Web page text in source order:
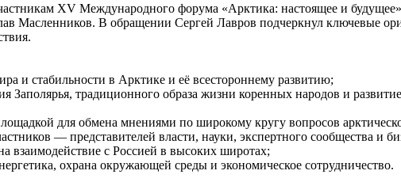
XV Международного форума «Арктика: настоящее и
Масленников. В обращении Сергей Лавров подчеркнул ключевые
и стабильности в Арктике и её всестороннему развитию;
Заполярья, традиционного образа жизни коренных народов и
для обмена мнениями по широкому кругу вопросов
— представителей власти, науки, экспертного сообщества и
взаимодействие с Россией в высоких широтах;
охрана окружающей среды и экономическое сотрудничество.